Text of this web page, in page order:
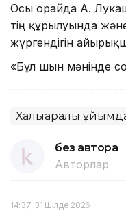
Осы орайда А.
тің құрылуында
жүргендігін
«Бұл шын мәнінде
Халықаралық
без автора
Авторлар
14:37, 31 Шілде 2026